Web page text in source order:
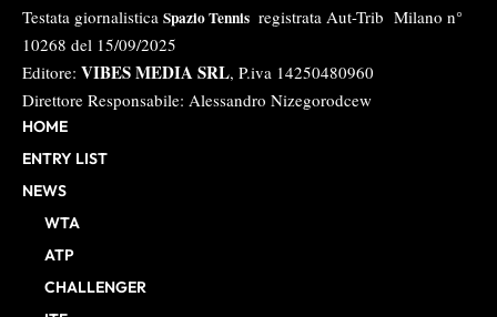
Testata giornalistica Spazio Tennis registrata Aut-Trib Milano n°
10268 del 15/09/2025
Editore: VIBES MEDIA SRL, P.iva 14250480960
Direttore Responsabile: Alessandro Nizegorodcew
HOME
ENTRY LIST
NEWS
WTA
ATP
CHALLENGER